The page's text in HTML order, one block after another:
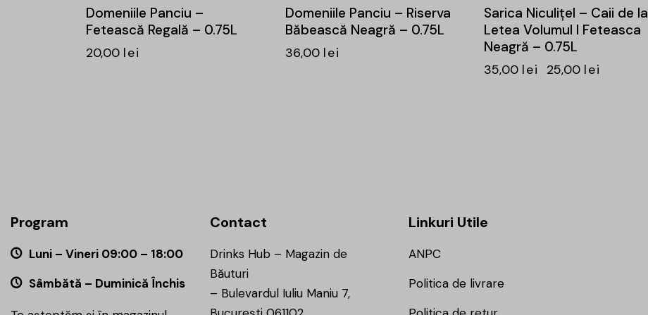
Domeniile Panciu –
Fetească Regală – 0.75L
20,00 lei
Domeniile Panciu – Riserva
Băbească Neagră – 0.75L
36,00 lei
Sarica Niculițel – Caii de la
Letea Volumul I Feteasca
Neagră – 0.75L
35,00 lei 25,00 lei
Program
Luni – Vineri 09:00 – 18:00
Sâmbătă – Duminică Închis
Contact
Drinks Hub – Magazin de
Băuturi
– Bulevardul Iuliu Maniu 7,
Linkuri Utile
ANPC
Politica de livrare